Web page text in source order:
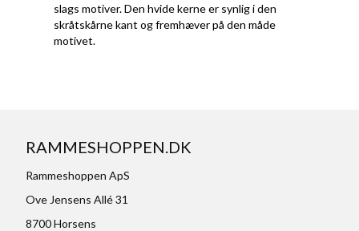
slags motiver. Den hvide kerne er synlig i den
skråtskårne kant og fremhæver på den måde
motivet.
RAMMESHOPPEN.DK
Rammeshoppen ApS
Ove Jensens Allé 31
8700 Horsens